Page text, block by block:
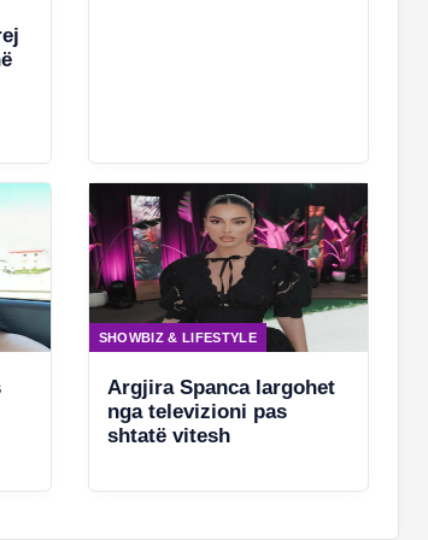
SHOWBIZ & LIFESTYLE
Argjira Spanca largohet
nga televizioni pas
shtatë vitesh